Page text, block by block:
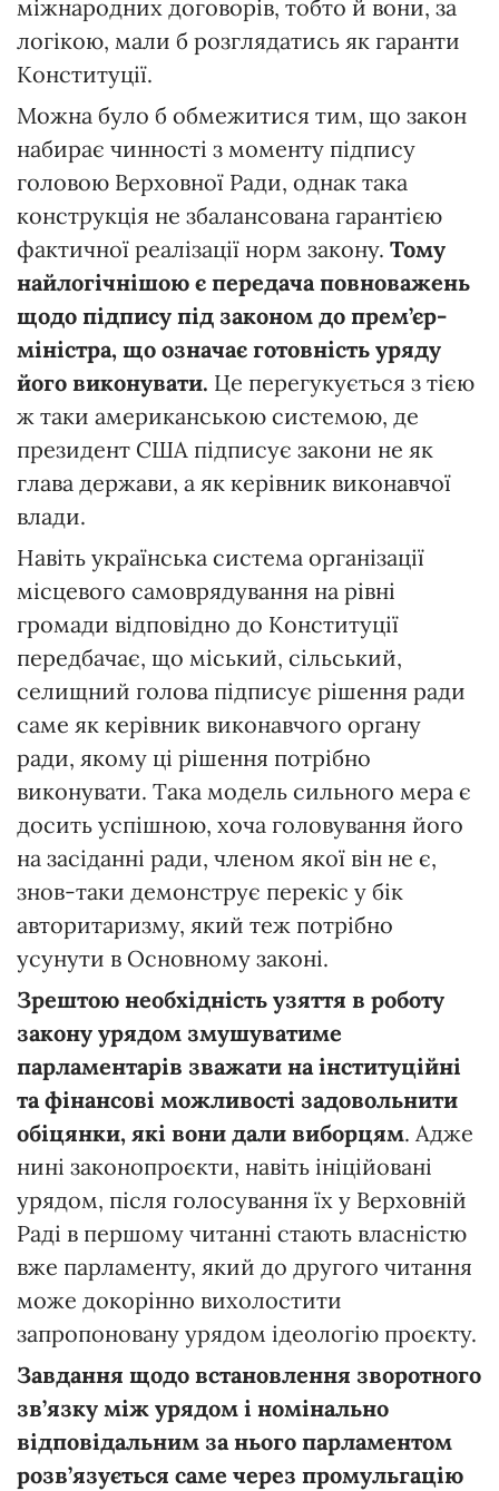
міжнародних договорів, тобто й вони, за
логікою, мали б розглядатись як гаранти
Конституції.
Можна було б обмежитися тим, що закон
набирає чинності з моменту підпису
головою Верховної Ради, однак така
конструкція не збалансована гарантією
фактичної реалізації норм закону. Тому
найлогічнішою є передача повноважень
щодо підпису під законом до прем’єр-
міністра, що означає готовність уряду
його виконувати. Це перегукується з тією
ж таки американською системою, де
президент США підписує закони не як
глава держави, а як керівник виконавчої
влади.
Навіть українська система організації
місцевого самоврядування на рівні
громади відповідно до Конституції
передбачає, що міський, сільський,
селищний голова підписує рішення ради
саме як керівник виконавчого органу
ради, якому ці рішення потрібно
виконувати. Така модель сильного мера є
досить успішною, хоча головування його
на засіданні ради, членом якої він не є,
знов-таки демонструє перекіс у бік
авторитаризму, який теж потрібно
усунути в Основному законі.
Зрештою необхідність узяття в роботу
закону урядом змушуватиме
парламентарів зважати на інституційні
та фінансові можливості задовольнити
обіцянки, які вони дали виборцям. Адже
нині законопроєкти, навіть ініційовані
урядом, після голосування їх у Верховній
Раді в першому читанні стають власністю
вже парламенту, який до другого читання
може докорінно вихолостити
запропоновану урядом ідеологію проєкту.
Завдання щодо встановлення зворотного
зв’язку між урядом і номінально
відповідальним за нього парламентом
розв’язується саме через промульгацію